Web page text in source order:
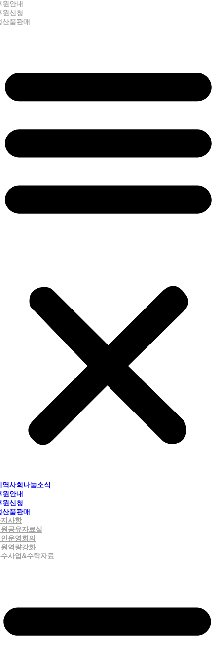
원안내
원신청
산품판매
역사회나눔소식
원안내
원신청
산품판매
사항
공유자료실
운영회의
역량강화
사업&수탁자료